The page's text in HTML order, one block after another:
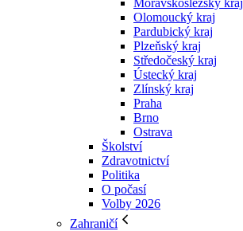
Moravskoslezský kraj
Olomoucký kraj
Pardubický kraj
Plzeňský kraj
Středočeský kraj
Ústecký kraj
Zlínský kraj
Praha
Brno
Ostrava
Školství
Zdravotnictví
Politika
O počasí
Volby 2026
Zahraničí